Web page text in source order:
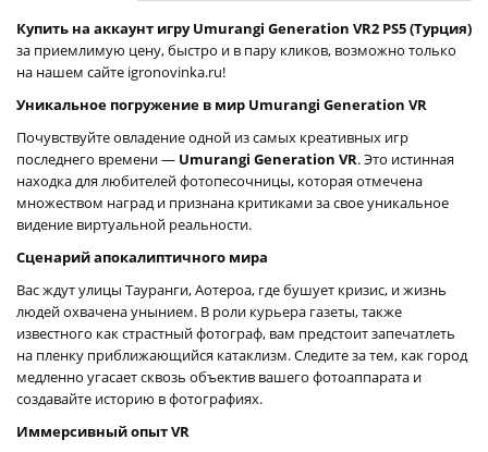
Купить на аккаунт игру Umurangi Generation VR2 PS5 (Турция)
за приемлимую цену, быстро и в пару кликов, возможно только
на нашем сайте igronovinka.ru!
Уникальное погружение в мир Umurangi Generation VR
Почувствуйте овладение одной из самых креативных игр
последнего времени — Umurangi Generation VR. Это истинная
находка для любителей фотопесочницы, которая отмечена
множеством наград и признана критиками за свое уникальное
видение виртуальной реальности.
Сценарий апокалиптичного мира
Вас ждут улицы Тауранги, Аотероа, где бушует кризис, и жизнь
людей охвачена унынием. В роли курьера газеты, также
известного как страстный фотограф, вам предстоит запечатлеть
на пленку приближающийся катаклизм. Следите за тем, как город
медленно угасает сквозь объектив вашего фотоаппарата и
создавайте историю в фотографиях.
Иммерсивный опыт VR